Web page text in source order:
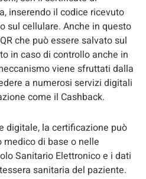
inserendo il codice ricevuto
sul cellulare. Anche in questo
che può essere salvato sul
in caso di controllo anche in
viene sfruttati dalla
a numerosi servizi digitali
come il Cashback.
digitale, la certificazione può
di base o nelle
Sanitario Elettronico e i dati
sanitaria del paziente.